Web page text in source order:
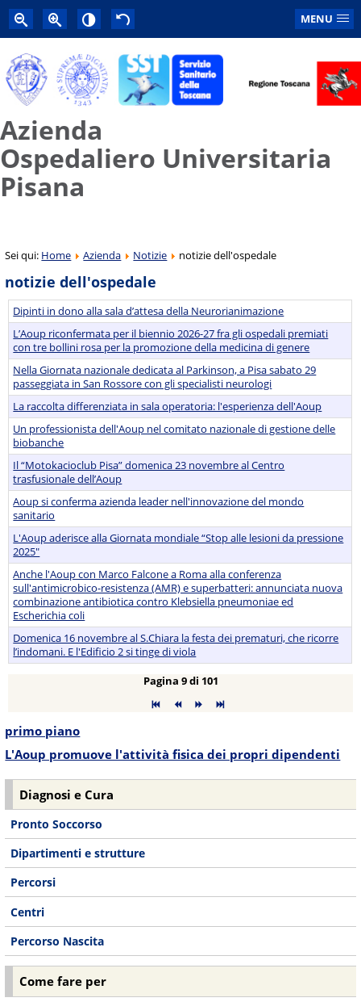
MENU
Azienda
Ospedaliero Universitaria
Pisana
Sei qui: Home Azienda Notizie notizie dell'ospedale
notizie dell'ospedale
Dipinti in dono alla sala d’attesa della Neurorianimazione
L’Aoup riconfermata per il biennio 2026-27 fra gli ospedali premiati
con tre bollini rosa per la promozione della medicina di genere
Nella Giornata nazionale dedicata al Parkinson, a Pisa sabato 29
passeggiata in San Rossore con gli specialisti neurologi
La raccolta differenziata in sala operatoria: l'esperienza dell'Aoup
Un professionista dell'Aoup nel comitato nazionale di gestione delle
biobanche
Il “Motokacioclub Pisa” domenica 23 novembre al Centro
trasfusionale dell’Aoup
Aoup si conferma azienda leader nell'innovazione del mondo
sanitario
L'Aoup aderisce alla Giornata mondiale “Stop alle lesioni da pressione
2025"
Anche l'Aoup con Marco Falcone a Roma alla conferenza
sull'antimicrobico-resistenza (AMR) e superbatteri: annunciata nuova
combinazione antibiotica contro Klebsiella pneumoniae ed
Escherichia coli
Domenica 16 novembre al S.Chiara la festa dei prematuri, che ricorre
l’indomani. E l'Edificio 2 si tinge di viola
Pagina 9 di 101
primo piano
L'Aoup promuove l'attività fisica dei propri dipendenti
Diagnosi e Cura
Pronto Soccorso
Dipartimenti e strutture
Percorsi
Centri
Percorso Nascita
Come fare per